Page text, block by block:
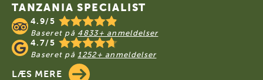
TANZANIA SPECIALIST
4.9/5
Baseret på 4833+ anmeldelser
4.7/5
Baseret på 1252+ anmeldelser
LÆS MERE